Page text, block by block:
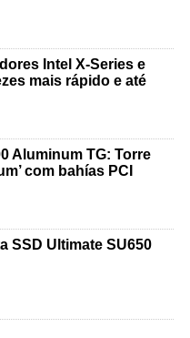
Intel X-Series e
mais rápido e até
Aluminum TG: Torre
com bahías PCI
SSD Ultimate SU650